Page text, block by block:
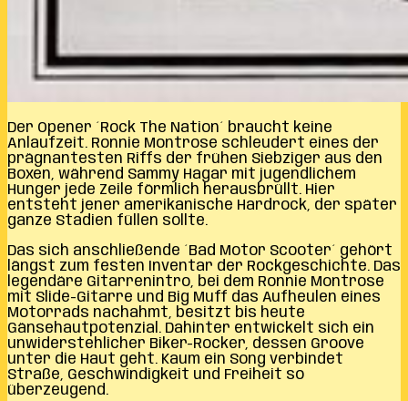
Der Opener ´Rock The Nation´ braucht keine
Anlaufzeit. Ronnie Montrose schleudert eines der
prägnantesten Riffs der frühen Siebziger aus den
Boxen, während Sammy Hagar mit jugendlichem
Hunger jede Zeile förmlich herausbrüllt. Hier
entsteht jener amerikanische Hardrock, der später
ganze Stadien füllen sollte.
Das sich anschließende ´Bad Motor Scooter´ gehört
längst zum festen Inventar der Rockgeschichte. Das
legendäre Gitarrenintro, bei dem Ronnie Montrose
mit Slide-Gitarre und Big Muff das Aufheulen eines
Motorrads nachahmt, besitzt bis heute
Gänsehautpotenzial. Dahinter entwickelt sich ein
unwiderstehlicher Biker-Rocker, dessen Groove
unter die Haut geht. Kaum ein Song verbindet
Straße, Geschwindigkeit und Freiheit so
überzeugend.